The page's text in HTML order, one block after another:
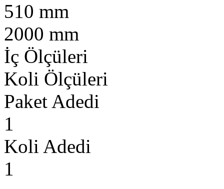
510 mm
2000 mm
İç Ölçüleri
Koli Ölçüleri
Paket Adedi
1
Koli Adedi
1